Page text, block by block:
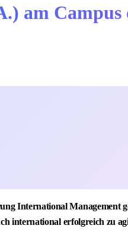
am Campus
International Management
international erfolgreich zu